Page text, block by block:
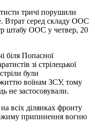
тричі порушили
Втрат серед складу ООС
штабу ООС у четвер, 20
біля Попасної
зі стрілецької
були
воїнам ЗСУ, тому
не застосовували.
всіх ділянках фронту
припинення вогню